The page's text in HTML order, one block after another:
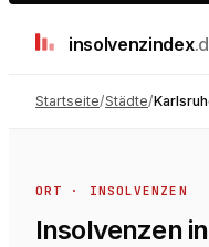
insolvenzindex
Startseite/Städte/
ORT · INSOLVENZEN
Insolvenzenin